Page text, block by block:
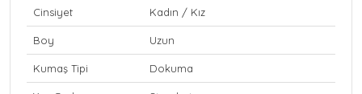
Cinsiyet Kadın / Kız
Boy Uzun
Kumaş Tipi Dokuma